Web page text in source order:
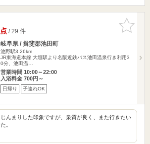
お気に入
りに追加
/ 29 件
岐阜県 / 揖斐郡池田町
池野駅3.26km
JR東海道本線 大垣駅より名阪近鉄バス池田温泉行き利用3
0分、池田温…
営業時間 10:00～22:00
入浴料金 700円～
日帰り 子連れOK
んまりした印象ですが、泉質が良く、また行きたい
。